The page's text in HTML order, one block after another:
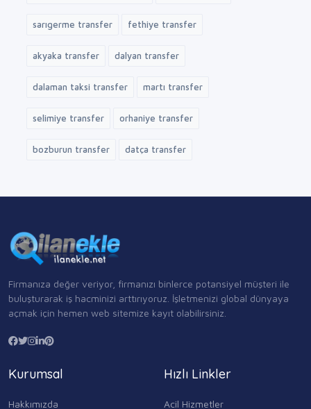
sarıgerme transfer fethiye transfer
akyaka transfer dalyan transfer
dalaman taksi transfer martı transfer
selimiye transfer orhaniye transfer
bozburun transfer datça transfer
Firmanıza değer veriyor, firmanızı binlerce potansiyel müşteri ile
buluşturarak iş hacminizi arttırıyoruz. İşletmenizi global dünyaya
açmak için hemen web sitemize kayıt olabilirsiniz.
Kurumsal
Hakkımızda
Hızlı Linkler
Acil Hizmetler